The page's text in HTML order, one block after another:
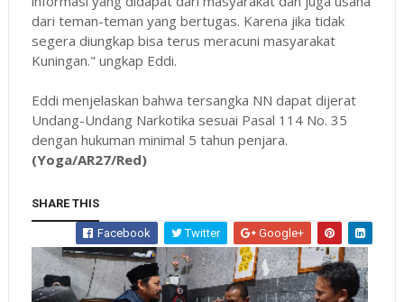
dari teman-teman yang bertugas. Karena jika tidak
segera diungkap bisa terus meracuni masyarakat
Kuningan." ungkap Eddi.
Eddi menjelaskan bahwa tersangka NN dapat dijerat
Undang-Undang Narkotika sesuai Pasal 114 No. 35
dengan hukuman minimal 5 tahun penjara.
(Yoga/AR27/Red)
SHARE THIS
Facebook Twitter Google+